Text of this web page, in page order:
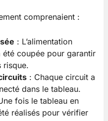
comprenaient :
: L’alimentation
coupée pour garantir
risque.
: Chaque circuit a
dans le tableau.
fois le tableau en
réalisés pour vérifier